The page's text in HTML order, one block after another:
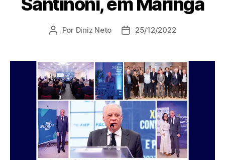
Por Diniz Neto 25/12/2022